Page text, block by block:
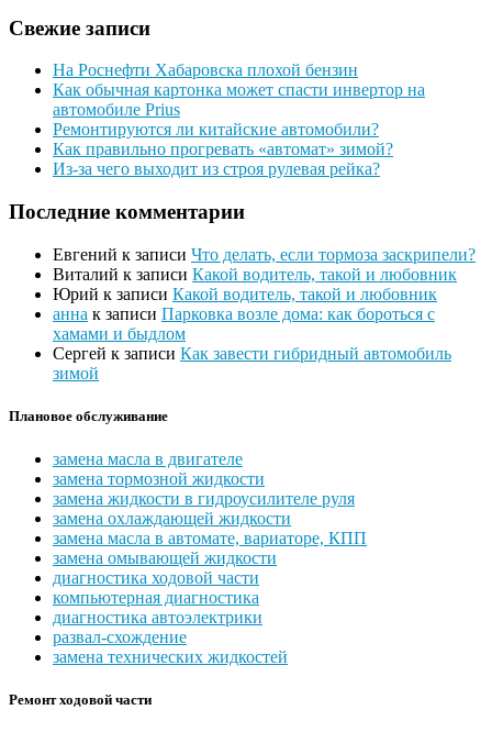
Свежие записи
На Роснефти Хабаровска плохой бензин
Как обычная картонка может спасти инвертор на
автомобиле Prius
Ремонтируются ли китайские автомобили?
Как правильно прогревать «автомат» зимой?
Из-за чего выходит из строя рулевая рейка?
Последние комментарии
Евгений к записи Что делать, если тормоза заскрипели?
Виталий к записи Какой водитель, такой и любовник
Юрий к записи Какой водитель, такой и любовник
анна к записи Парковка возле дома: как бороться с
хамами и быдлом
Сергей к записи Как завести гибридный автомобиль
зимой
Плановое обслуживание
замена масла в двигателе
замена тормозной жидкости
замена жидкости в гидроусилителе руля
замена охлаждающей жидкости
замена масла в автомате, вариаторе, КПП
замена омывающей жидкости
диагностика ходовой части
компьютерная диагностика
диагностика автоэлектрики
развал-схождение
замена технических жидкостей
Ремонт ходовой части